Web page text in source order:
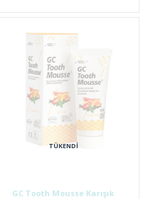
TÜKENDI
GC Tooth Mousse Karışık